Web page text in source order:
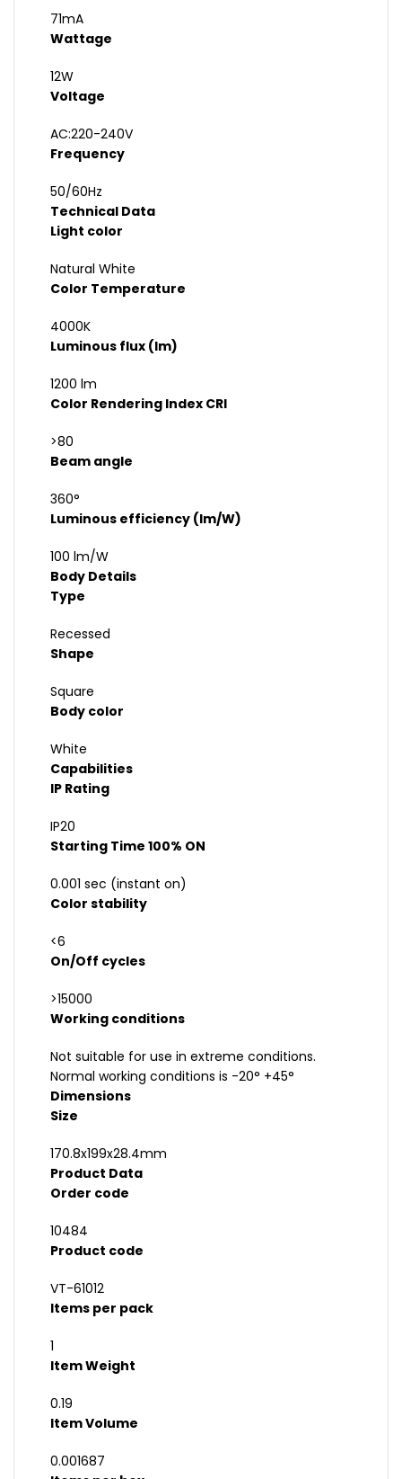
71mA
Wattage
12W
Voltage
AC:220-240V
Frequency
50/60Hz
Technical Data
Light color
Natural White
Color Temperature
4000K
Luminous flux (lm)
1200 lm
Color Rendering Index CRI
>80
Beam angle
360°
Luminous efficiency (lm/W)
100 lm/W
Body Details
Type
Recessed
Shape
Square
Body color
White
Capabilities
IP Rating
IP20
Starting Time 100% ON
0.001 sec (instant on)
Color stability
<6
On/Off cycles
>15000
Working conditions
Not suitable for use in extreme conditions.
Normal working conditions is -20° +45°
Dimensions
Size
170.8x199x28.4mm
Product Data
Order code
10484
Product code
VT-61012
Items per pack
1
Item Weight
0.19
Item Volume
0.001687